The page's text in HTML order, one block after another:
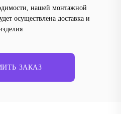
нашей монтажной
осуществлена доставка и
ЗАКАЗ